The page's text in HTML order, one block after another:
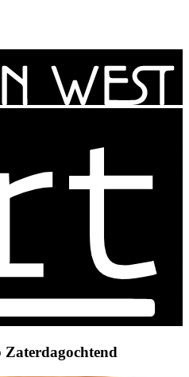
Zaterdagochtend